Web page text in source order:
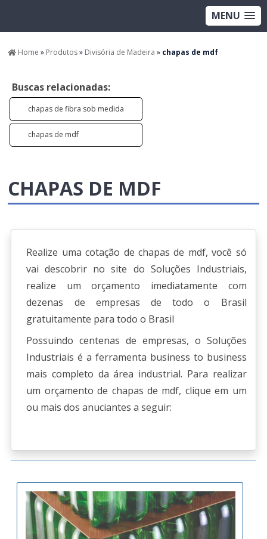
MENU
Home » Produtos» Divisória de Madeira » chapas de mdf
Buscas relacionadas:
chapas de fibra sob medida
chapas de mdf
CHAPAS DE MDF
Realize uma cotação de chapas de mdf, você só
vai descobrir no site do Soluções Industriais,
realize um orçamento imediatamente com
dezenas de empresas de todo o Brasil
gratuitamente para todo o Brasil
Possuindo centenas de empresas, o Soluções
Industriais é a ferramenta business to business
mais completo da área industrial. Para realizar
um orçamento de chapas de mdf, clique em um
ou mais dos anuciantes a seguir: